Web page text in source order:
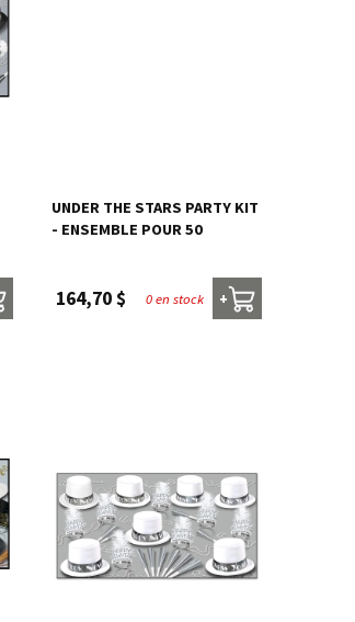
UNDER THE STARS PARTY KIT
- ENSEMBLE POUR 50
164,70 $ 0 en stock +